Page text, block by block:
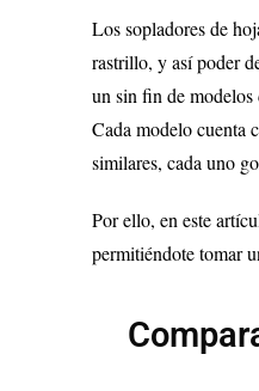
Los sopladores de
rastrillo, y así poder
un sin fin de modelos
Cada modelo cuenta
similares, cada uno
Por ello, en este
permitiéndote tomar